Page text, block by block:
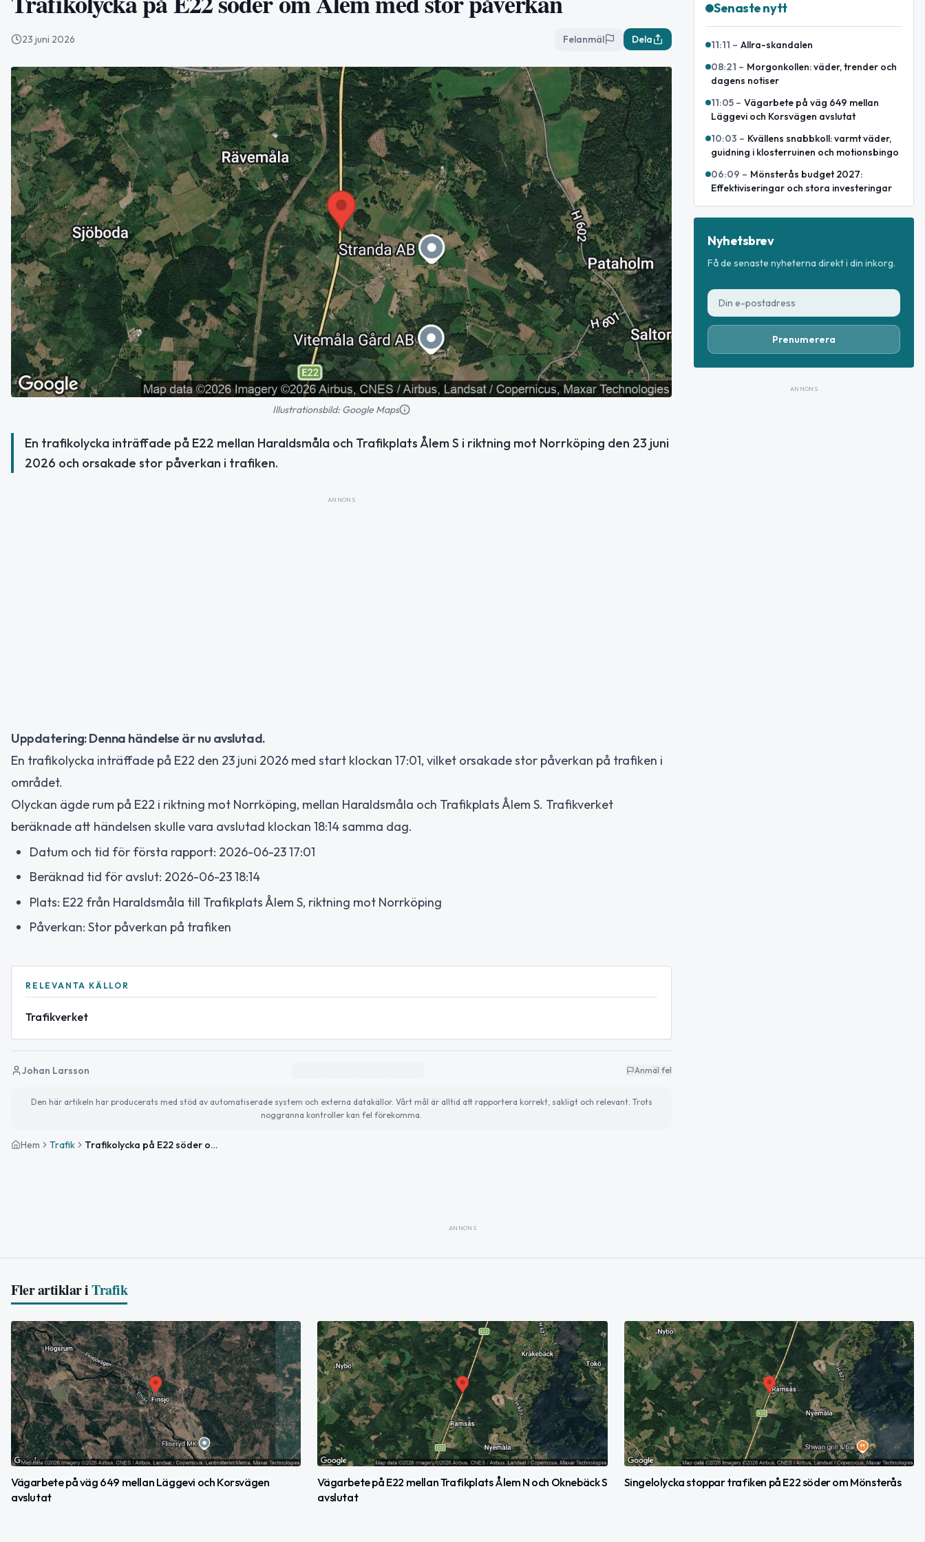
23 juni 2026 Felanmäl Dela
Illustrationsbild: Google Maps
En trafikolycka inträffade på E22 mellan Haraldsmåla och Trafikplats Ålem S i riktning mot Norrköping den 23 juni
2026 och orsakade stor påverkan i trafiken.
ANNONS
Uppdatering: Denna händelse är nu avslutad.
En trafikolycka inträffade på E22 den 23 juni 2026 med start klockan 17:01, vilket orsakade stor påverkan på trafiken i
området.
Olyckan ägde rum på E22 i riktning mot Norrköping, mellan Haraldsmåla och Trafikplats Ålem S. Trafikverket
beräknade att händelsen skulle vara avslutad klockan 18:14 samma dag.
Datum och tid för första rapport: 2026-06-23 17:01
Beräknad tid för avslut: 2026-06-23 18:14
Plats: E22 från Haraldsmåla till Trafikplats Ålem S, riktning mot Norrköping
Påverkan: Stor påverkan på trafiken
RELEVANTA KÄLLOR
Trafikverket
Johan Larsson Anmäl fel
Den här artikeln har producerats med stöd av automatiserade system och externa datakällor. Vårt mål är alltid att rapportera korrekt, sakligt och relevant. Trots
noggranna kontroller kan fel förekomma.
Hem Trafik Trafikolycka på E22 söder om Ålem med stor påverkan
Senaste nytt
11:11 – Allra-skandalen
08:21 – Morgonkollen: väder, trender och
dagens notiser
11:05 – Vägarbete på väg 649 mellan
Läggevi och Korsvägen avslutat
10:03 – Kvällens snabbkoll: varmt väder,
guidning i klosterruinen och motionsbingo
06:09 – Mönsterås budget 2027:
Effektiviseringar och stora investeringar
Nyhetsbrev
Få de senaste nyheterna direkt i din inkorg.
Prenumerera
ANNONS
ANNONS
Fler artiklar iTrafik
Vägarbete på väg 649 mellan Läggevi och Korsvägen
avslutat
Vägarbete på E22 mellan Trafikplats Ålem N och Oknebäck S
avslutat
Singelolycka stoppar trafiken på E22 söder om Mönsterås